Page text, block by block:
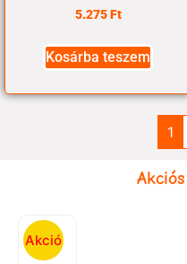
5.275Ft
Kosárba teszem
1
Akció